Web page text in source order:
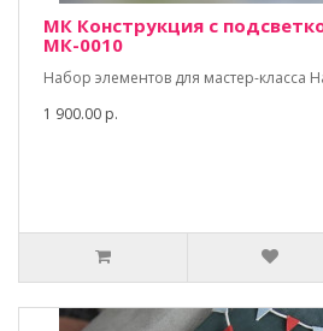
МК Конструкция с
МК-0010
Набор элементов для мастер-класса
1 900.00 р.